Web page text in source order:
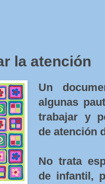
la atención
Un
algunas
trabajar y
de atención
No trata
de infantil,